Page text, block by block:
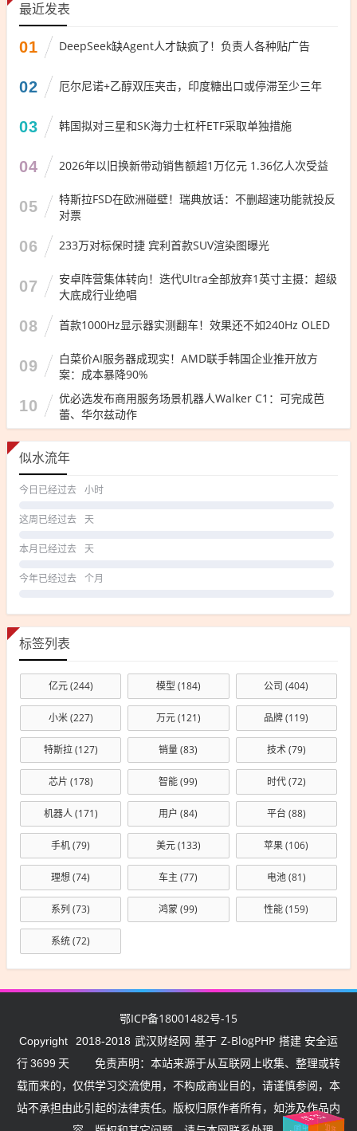
最近发表
01 DeepSeek缺Agent人才缺疯了！负责人各种贴广告
02 厄尔尼诺+乙醇双压夹击，印度糖出口或停滞至少三年
03 韩国拟对三星和SK海力士杠杆ETF采取单独措施
04 2026年以旧换新带动销售额超1万亿元 1.36亿人次受益
05
特斯拉FSD在欧洲碰壁！瑞典放话：不删超速功能就投反
对票
06 233万对标保时捷 宾利首款SUV渲染图曝光
07
安卓阵营集体转向！迭代Ultra全部放弃1英寸主摄：超级
大底成行业绝唱
08 首款1000Hz显示器实测翻车！效果还不如240Hz OLED
09
白菜价AI服务器成现实！AMD联手韩国企业推开放方
案：成本暴降90%
10
优必选发布商用服务场景机器人Walker C1：可完成芭
蕾、华尔兹动作
似水流年
今日已经过去 小时
这周已经过去 天
本月已经过去 天
今年已经过去 个月
标签列表
亿元(244) 模型 (184) 公司 (404)
小米(227) 万元(121) 品牌(119)
特斯拉(127) 销量(83) 技术(79)
芯片 (178) 智能(99) 时代(72)
机器人(171) 用户 (84) 平台 (88)
手机(79) 美元(133) 苹果(106)
理想(74) 车主 (77) 电池(81)
系列 (73) 鸿蒙(99) 性能(159)
系统(72)
鄂ICP备18001482号-15
Copyright 2018-2018 武汉财经网 基于 Z-BlogPHP 搭建 安全运
行3699 天
免责声明：本站来源于从互联网上收集、整理或转
载而来的，仅供学习交流使用，不构成商业目的，请谨慎参阅，本
站不承担由此引起的法律责任。版权归原作者所有，如涉及作品内
武
汉
加
湖北
武
汉挺
住